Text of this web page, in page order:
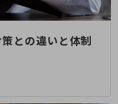
との違いと体制